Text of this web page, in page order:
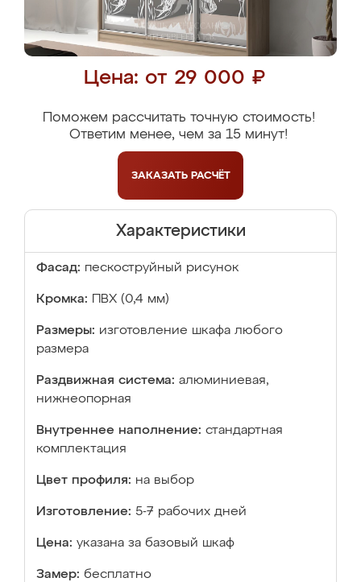
Цена: от 29 000 ₽
Поможем рассчитать точную стоимость!
Ответим менее, чем за 15 минут!
ЗАКАЗАТЬ РАСЧЁТ
Характеристики
Фасад: пескоструйный рисунок
Кромка: ПВХ (0,4 мм)
Размеры: изготовление шкафа любого
размера
Раздвижная система: алюминиевая,
нижнеопорная
Внутреннее наполнение: стандартная
комплектация
Цвет профиля: на выбор
Изготовление: 5-7 рабочих дней
Цена: указана за базовый шкаф
Замер: бесплатно